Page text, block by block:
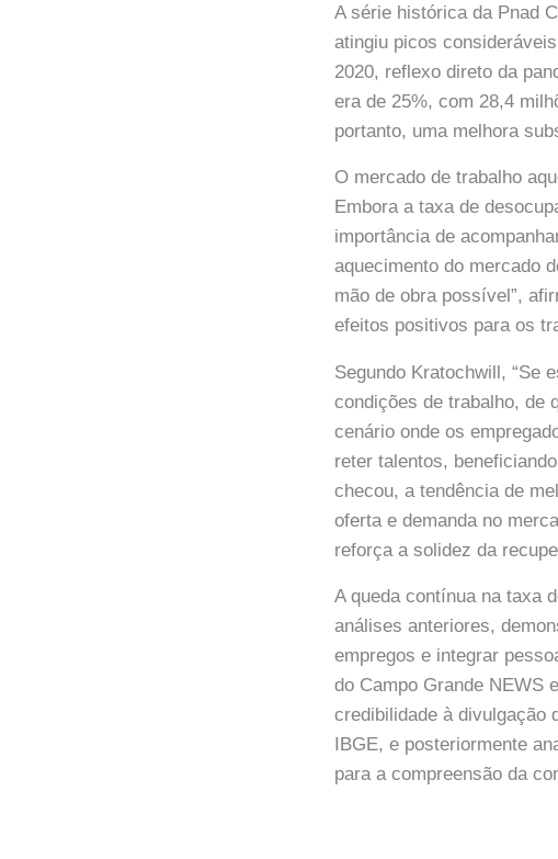
A série histórica da Pnad
atingiu picos
2020, reflexo direto da
era de 25%, com 28,4
portanto, uma melhora
O mercado de trabalho
Embora a taxa de
importância de
aquecimento do mercado
mão de obra possível”,
efeitos positivos para os
Segundo Kratochwill, “Se
condições de trabalho, de
cenário onde os
reter talentos,
checou, a tendência de
oferta e demanda no
reforça a solidez da
A queda contínua na taxa
análises anteriores,
empregos e integrar
do Campo Grande NEWS
credibilidade à divulgação
IBGE, e posteriormente
para a compreensão da